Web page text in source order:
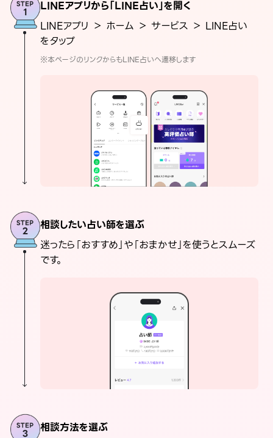
LINEアプリから「LINE占い」を開く
LINEアプリ ＞ ホーム ＞ サービス ＞ LINE占い
をタップ
※本ページのリンクからもLINE占いへ遷移します
相談したい占い師を選ぶ
迷ったら「おすすめ」や「おまかせ」を使うとスムーズ
です。
相談方法を選ぶ